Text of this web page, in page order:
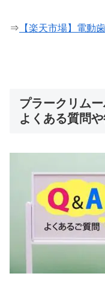
⇒ 【楽天市場】電動
プラークリム
よくある質問